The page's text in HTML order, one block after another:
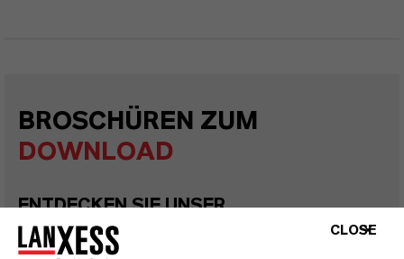
BROSCHÜREN ZUM
DOWNLOAD
ENTDECKEN SIE UNSER
PRODUKTPORTFOLIO & WEITERE
HILFREICHE INFORMATIONEN –
CLOSE